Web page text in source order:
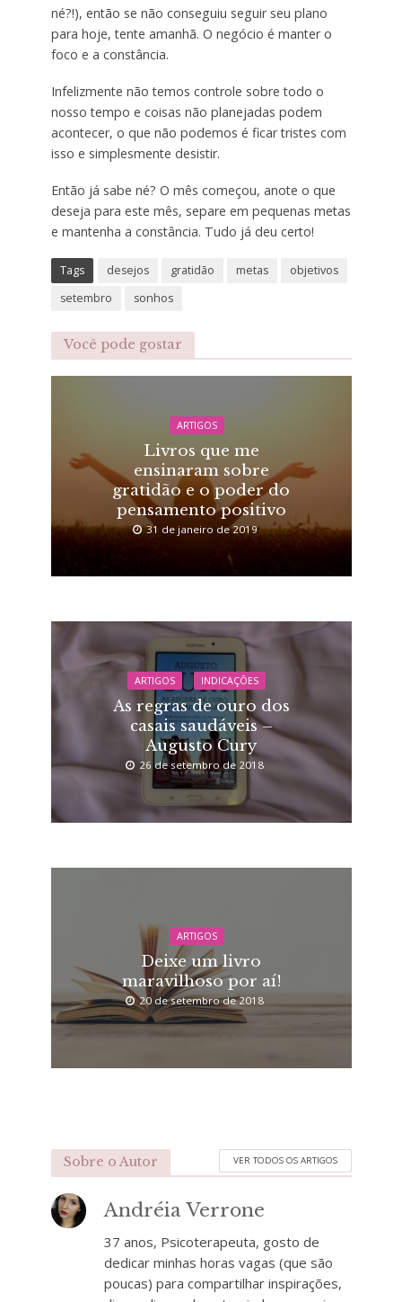
né?!), então se não conseguiu seguir seu plano
para hoje, tente amanhã. O negócio é manter o
foco e a constância.
Infelizmente não temos controle sobre todo o
nosso tempo e coisas não planejadas podem
acontecer, o que não podemos é ficar tristes com
isso e simplesmente desistir.
Então já sabe né? O mês começou, anote o que
deseja para este mês, separe em pequenas metas
e mantenha a constância. Tudo já deu certo!
Tags desejos gratidão metas
objetivos
setembro
sonhos
Você pode gostar
ARTIGOS
Livros que me
ensinaram sobre
gratidão e o poder do
pensamento positivo
31 de janeiro de 2019
ARTIGOS INDICAÇÕES
As regras de ouro dos
casais saudáveis –
Augusto Cury
26 de setembro de 2018
ARTIGOS
Deixe um livro
maravilhoso por aí!
20 de setembro de 2018
Sobre o Autor VER TODOS OS ARTIGOS
Andréia Verrone
37 anos, Psicoterapeuta, gosto de
dedicar minhas horas vagas (que são
poucas) para compartilhar inspirações,